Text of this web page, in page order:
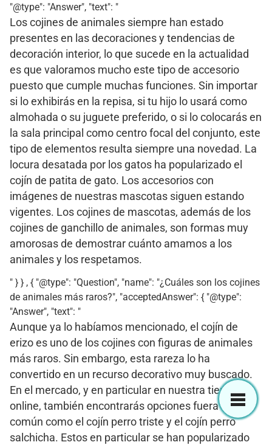
"@type": "Answer", "text": "
Los cojines de animales siempre han estado
presentes en las decoraciones y tendencias de
decoración interior, lo que sucede en la actualidad
es que valoramos mucho este tipo de accesorio
puesto que cumple muchas funciones. Sin importar
si lo exhibirás en la repisa, si tu hijo lo usará como
almohada o su juguete preferido, o si lo colocarás en
la sala principal como centro focal del conjunto, este
tipo de elementos resulta siempre una novedad. La
locura desatada por los gatos ha popularizado el
cojín de patita de gato. Los accesorios con
imágenes de nuestras mascotas siguen estando
vigentes. Los cojines de mascotas, además de los
cojines de ganchillo de animales, son formas muy
amorosas de demostrar cuánto amamos a los
animales y los respetamos.
" } } , { "@type": "Question", "name": "¿Cuáles son los cojines
de animales más raros?", "acceptedAnswer": { "@type":
"Answer", "text": "
Aunque ya lo habíamos mencionado, el cojín de
erizo es uno de los cojines con figuras de animales
más raros. Sin embargo, esta rareza lo ha
convertido en un recurso decorativo muy buscado.
En el mercado, y en particular en nuestra tienda
online, también encontrarás opciones fuera de lo
común como el cojín perro triste y el cojín perro
salchicha. Estos en particular se han popularizado